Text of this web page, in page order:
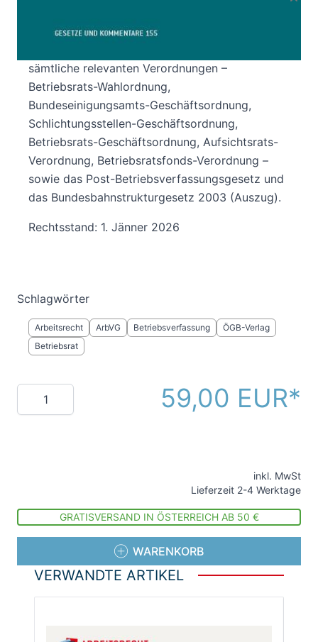
Neben dem kompletten Text des
sämtliche relevanten Verordnungen –
Betriebsrats-Wahlordnung,
Bundeseinigungsamts-Geschäftsordnung,
Schlichtungsstellen-Geschäftsordnung,
Betriebsrats-Geschäftsordnung, Aufsichtsrats-
Verordnung, Betriebsratsfonds-Verordnung –
sowie das Post-Betriebsverfassungsgesetz und
das Bundesbahnstrukturgesetz 2003 (Auszug).
Rechtsstand: 1. Jänner 2026
Schlagwörter
Arbeitsrecht ArbVG Betriebsverfassung
ÖGB-Verlag
Betriebsrat
Menge 59,00 EUR
inkl. MwSt
Lieferzeit 2-4 Werktage
GRATISVERSAND IN ÖSTERREICH AB 50 €
WARENKORB
VERWANDTE ARTIKEL